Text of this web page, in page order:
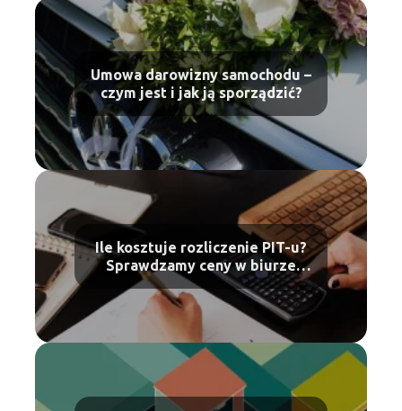
Umowa darowizny samochodu –
czym jest i jak ją sporządzić?
Ile kosztuje rozliczenie PIT-u?
Sprawdzamy ceny w biurze
rachunkowym oraz u
księgowych